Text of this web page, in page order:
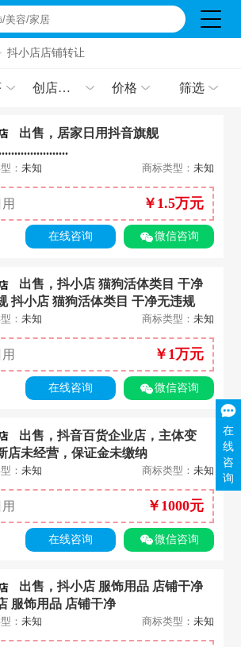
抖小店店铺转让
创店时间 价格 筛选
出售，居家日用抖音旗舰
：未知 商标类型：未知
￥ 1.5万元
在线咨询 微信咨询
出售，抖小店 猫狗活体类目 干净
抖小店 猫狗活体类目 干净无违规
：未知 商标类型：未知
￥ 1万元
在线咨询 微信咨询
出售，抖音百货企业店，主体变
店未经营，保证金未缴纳
：未知 商标类型：未知
￥ 1000元
在线咨询 微信咨询
出售，抖小店 服饰用品 店铺干净
服饰用品 店铺干净
：未知 商标类型：未知
在
线
咨
询